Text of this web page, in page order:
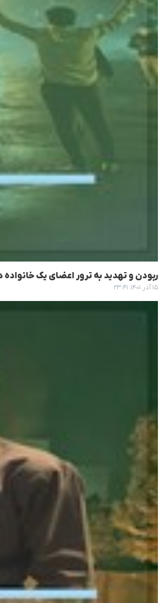
ربودن و تهدید به ترور اعضای یک
۱۵ آذر ۱۴۰۱، ۲۳:۴۱